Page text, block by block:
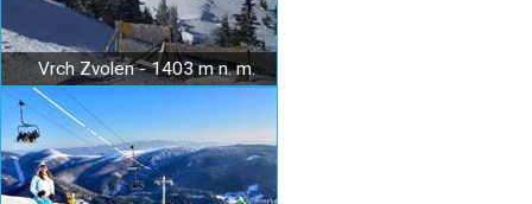
Vrch Zvolen - 1403 m n. m.